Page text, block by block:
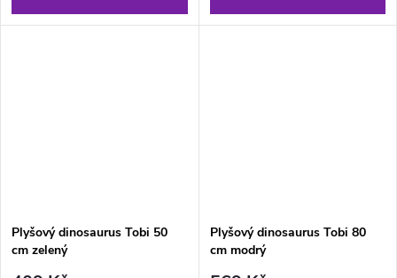
Plyšový dinosaurus Tobi 50
cm zelený
Plyšový dinosaurus Tobi 80
cm modrý